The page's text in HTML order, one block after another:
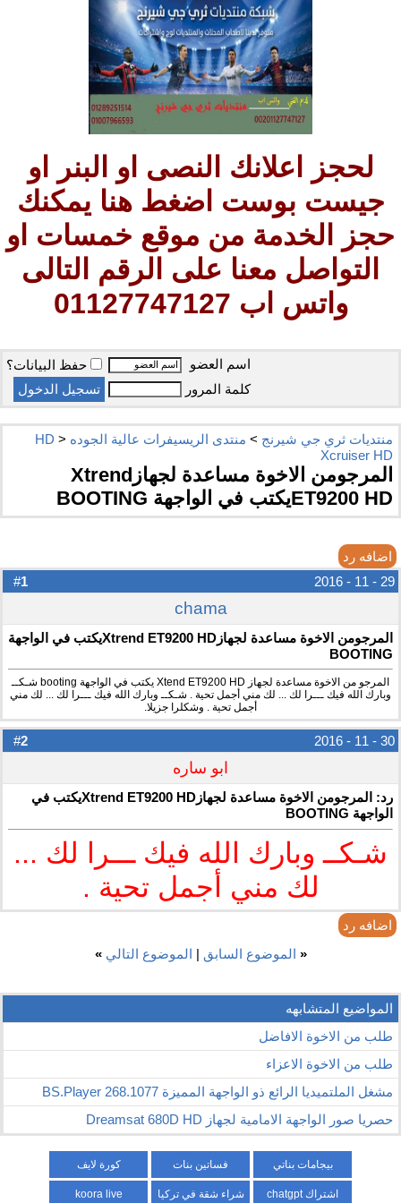
لحجز اعلانك النصى او البنر او
جيست بوست اضغط هنا يمكنك
حجز الخدمة من موقع خمسات او
التواصل معنا على الرقم التالى
واتس اب 01127747127
اسم العضو
حفظ البيانات؟
كلمة المرور
منتديات ثري جي شيرنج > منتدى الريسيفرات عالية الجوده HD >
Xcruiser HD
المرجومن الاخوة مساعدة لجهازXtrend
ET9200 HDيكتب في الواجهة BOOTING
اضافه رد
1 29 - 11 - 2016
chama
المرجومن الاخوة مساعدة لجهازXtrend ET9200 HDيكتب في الواجهة
BOOTING
المرجو من الاخوة مساعدة لجهاز Xtend ET9200 HD يكتب في الواجهة booting شـكــ
وبارك الله فيك ـــرا لك ... لك مني أجمل تحية . شـكــ وبارك الله فيك ـــرا لك ... لك مني
أجمل تحية . وشكلرا جزيلا.
2 30 - 11 - 2016
ابو ساره
رد: المرجومن الاخوة مساعدة لجهازXtrend ET9200 HDيكتب في
الواجهة BOOTING
شـكــ وبارك الله فيك ـــرا لك ...
لك مني أجمل تحية .
اضافه رد
« الموضوع السابق | الموضوع التالي »
المواضيع المتشابهه
طلب من الاخوة الافاضل
طلب من الاخوة الاعزاء
مشغل الملتميديا الرائع ذو الواجهة المميزة BS.Player 268.1077
حصريا صور الواجهة الامامية لجهاز Dreamsat 680D HD
بيجامات بناتي فساتين بنات كورة لايف
اشتراك chatgpt شراء شقة في تركيا koora live